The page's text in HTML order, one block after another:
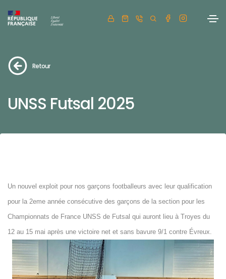
Retour
UNSS Futsal 2025
Un nouvel exploit pour nos garçons footballeurs avec leur qualification
pour la 2eme année consécutive des garçons de la section pour les
Championnats de France UNSS de Futsal qui auront lieu à Troyes du
12 au 15 mai après une victoire net et sans bavure 9/1 contre Évreux.